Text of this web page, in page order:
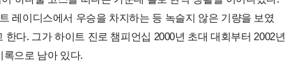
레이디스에서 우승을 차지하는 등 녹슬지 않은 기량을 보였
다. 그가 하이트 진로 챔피언십 2000년 초대 대회부터 2002년
으로 남아 있다.